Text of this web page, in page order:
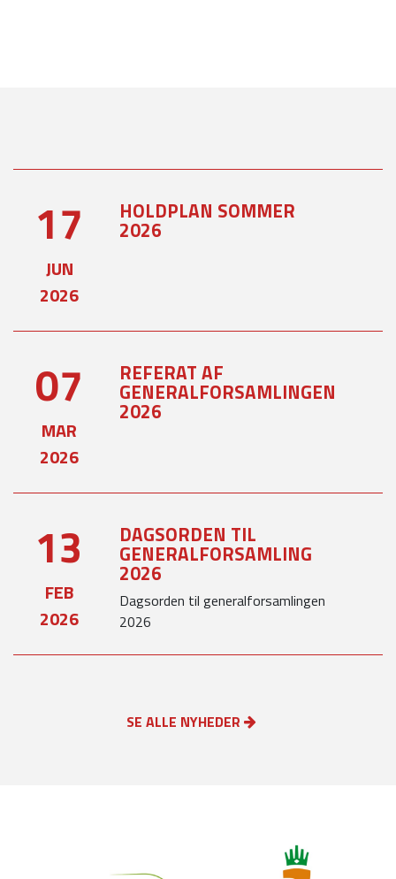
17
JUN
2026
HOLDPLAN SOMMER
2026
07
MAR
2026
REFERAT AF
GENERALFORSAMLINGEN
2026
13
FEB
2026
DAGSORDEN TIL
GENERALFORSAMLING
2026
Dagsorden til generalforsamlingen
2026
SE ALLE NYHEDER